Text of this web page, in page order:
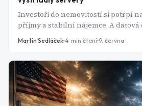
Investoři do nemovitostí si potrpí
příjmy a stabilní nájemce. A datová
nabízejí - k tomu ale ještě výnosy,
Martin Sedláček 4 min čtení 9. června